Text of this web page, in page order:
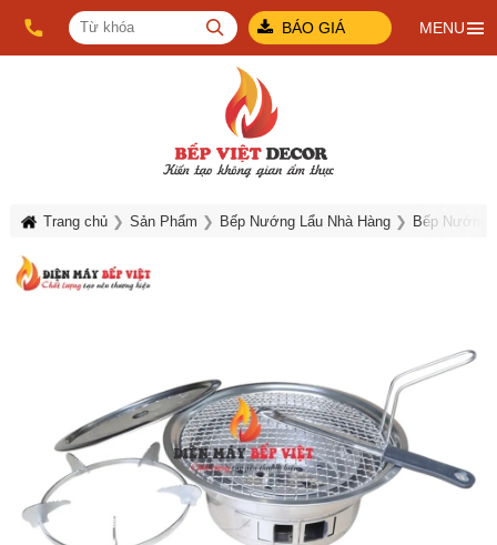
BÁO GIÁ MENU
Trang chủ Sản Phẩm Bếp Nướng Lẩu Nhà Hàng Bếp Nướng